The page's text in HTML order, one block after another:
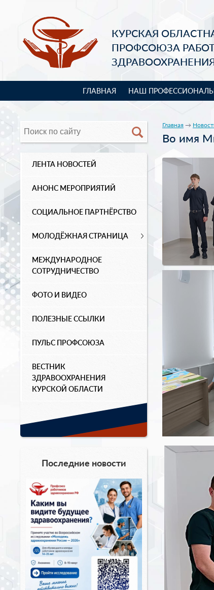
КУРСКАЯ
ПРОФСОЮЗА
ГЛАВНАЯ НАШ
ЛЕНТА НОВОСТЕЙ
АНОНС МЕРОПРИЯТИЙ
СОЦИАЛЬНОЕ ПАРТНЁРСТВО
МОЛОДЁЖНАЯ СТРАНИЦА
МЕЖДУНАРОДНОЕ
СОТРУДНИЧЕСТВО
ФОТО И ВИДЕО
ПОЛЕЗНЫЕ ССЫЛКИ
ПУЛЬС ПРОФСОЮЗА
ВЕСТНИК
ЗДРАВООХРАНЕНИЯ
КУРСКОЙ ОБЛАСТИ
Последние новости
Главная →
Во имя